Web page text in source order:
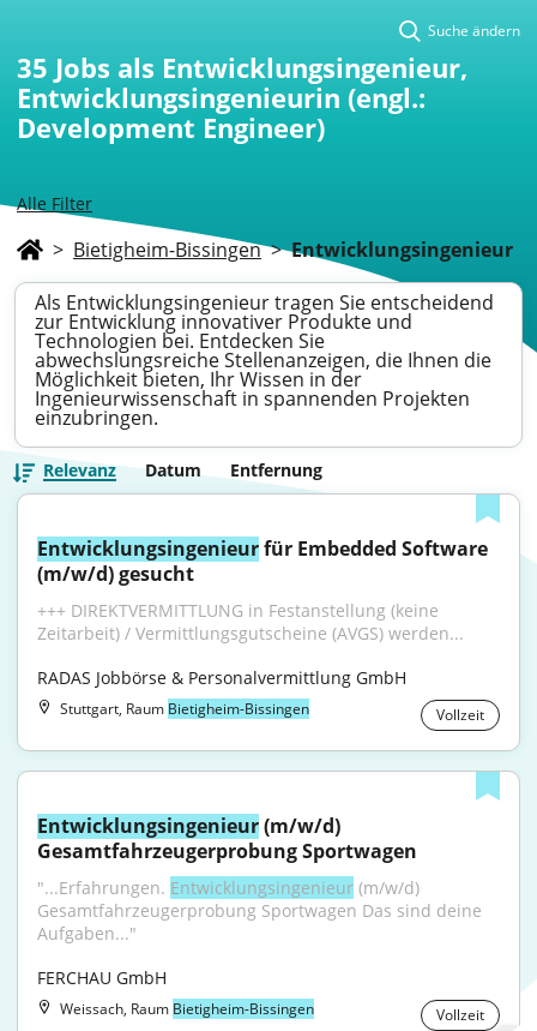
Alle Filter
Suche ändern
35 Jobs als Entwicklungsingenieur,
Entwicklungsingenieurin (engl.:
Development Engineer)
> Bietigheim-Bissingen > Entwicklungsingenieur
Als Entwicklungsingenieur tragen Sie entscheidend
zur Entwicklung innovativer Produkte und
Technologien bei. Entdecken Sie
abwechslungsreiche Stellenanzeigen, die Ihnen die
Möglichkeit bieten, Ihr Wissen in der
Ingenieurwissenschaft in spannenden Projekten
einzubringen.
Relevanz Datum Entfernung
Entwicklungsingenieur für Embedded Software
(m/w/d) gesucht
+++ DIREKTVERMITTLUNG in Festanstellung (keine
Zeitarbeit) / Vermittlungsgutscheine (AVGS) werden...
RADAS Jobbörse & Personalvermittlung GmbH
Stuttgart, Raum Bietigheim-Bissingen Vollzeit
Entwicklungsingenieur (m/w/d)
Gesamtfahrzeugerprobung Sportwagen
"...Erfahrungen. Entwicklungsingenieur (m/w/d)
Gesamtfahrzeugerprobung Sportwagen Das sind deine
Aufgaben..."
FERCHAU GmbH
Weissach, Raum Bietigheim-Bissingen Vollzeit